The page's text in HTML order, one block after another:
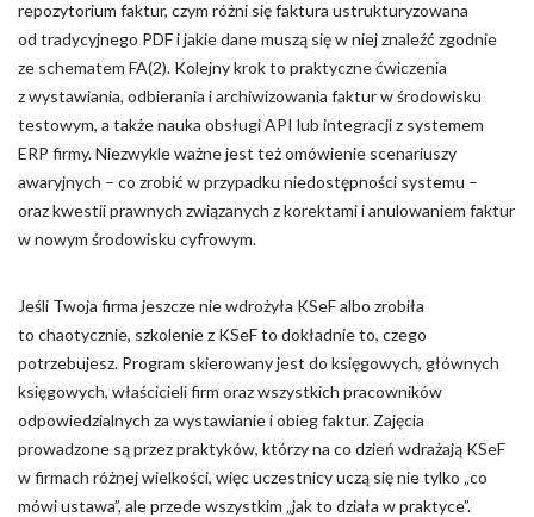
repozytorium faktur, czym różni się faktura ustrukturyzowana
od tradycyjnego PDF i jakie dane muszą się w niej znaleźć zgodnie
ze schematem FA(2). Kolejny krok to praktyczne ćwiczenia
z wystawiania, odbierania i archiwizowania faktur w środowisku
testowym, a także nauka obsługi API lub integracji z systemem
ERP firmy. Niezwykle ważne jest też omówienie scenariuszy
awaryjnych – co zrobić w przypadku niedostępności systemu –
oraz kwestii prawnych związanych z korektami i anulowaniem faktur
w nowym środowisku cyfrowym.
Jeśli Twoja firma jeszcze nie wdrożyła KSeF albo zrobiła
to chaotycznie, szkolenie z KSeF to dokładnie to, czego
potrzebujesz. Program skierowany jest do księgowych, głównych
księgowych, właścicieli firm oraz wszystkich pracowników
odpowiedzialnych za wystawianie i obieg faktur. Zajęcia
prowadzone są przez praktyków, którzy na co dzień wdrażają KSeF
w firmach różnej wielkości, więc uczestnicy uczą się nie tylko „co
mówi ustawa”, ale przede wszystkim „jak to działa w praktyce”.